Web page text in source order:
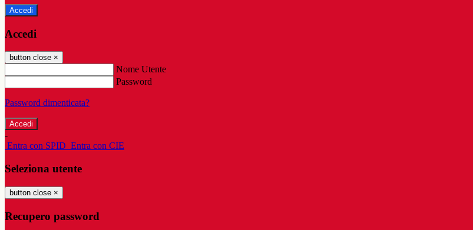
Accedi
Accedi
button close ×
Nome Utente
Password
Password dimenticata?
-
Entra con SPID Entra con CIE
Seleziona utente
button close ×
Recupero password